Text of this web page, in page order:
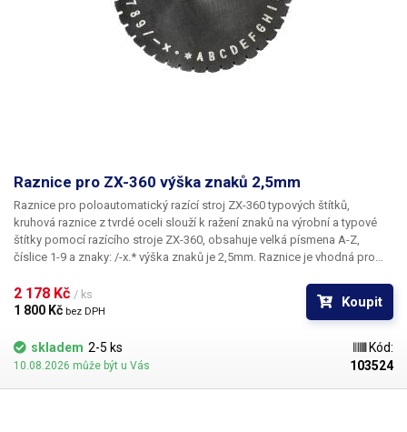
Raznice pro ZX-360 výška znaků 2,5mm
Raznice pro poloautomatický razící stroj ZX-360 typových štítků,
kruhová raznice z tvrdé oceli slouží k ražení znaků na výrobní a typové
štítky pomocí razícího stroje ZX-360, obsahuje velká písmena A-Z,
číslice 1-9 a znaky: /-x.* výška znaků je 2,5mm. Raznice je vhodná pro
2 178 Kč / ks
1 800 Kč bez DPH
Koupit
skladem 2-5 ks
10.08.2026 může být u Vás
Kód:
103524